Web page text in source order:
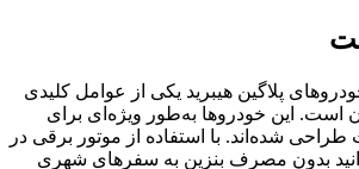
پلاگین هیبرید یکی از عوامل کلیدی
است. این خودروها به‌طور ویژه‌ای برای
شده‌اند. با استفاده از موتور برقی در
بدون مصرف بنزین به سفرهای شهری